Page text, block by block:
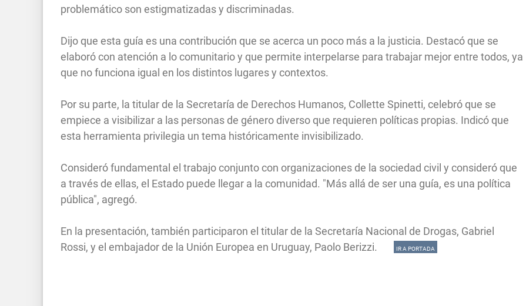
problemático son estigmatizadas y discriminadas.
Dijo que esta guía es una contribución que se acerca un poco más a la justicia. Destacó que se
elaboró con atención a lo comunitario y que permite interpelarse para trabajar mejor entre todos, ya
que no funciona igual en los distintos lugares y contextos.
Por su parte, la titular de la Secretaría de Derechos Humanos, Collette Spinetti, celebró que se
empiece a visibilizar a las personas de género diverso que requieren políticas propias. Indicó que
esta herramienta privilegia un tema históricamente invisibilizado.
Consideró fundamental el trabajo conjunto con organizaciones de la sociedad civil y consideró que
a través de ellas, el Estado puede llegar a la comunidad. "Más allá de ser una guía, es una política
pública", agregó.
En la presentación, también participaron el titular de la Secretaría Nacional de Drogas, Gabriel
Rossi, y el embajador de la Unión Europea en Uruguay, Paolo Berizzi.
IR A PORTADA